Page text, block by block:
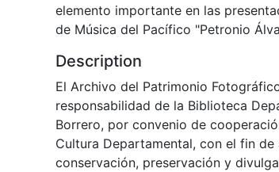
elemento importante en las
de Música del Pacífico "Petronio
Description
El Archivo del Patrimonio
responsabilidad de la Biblioteca
Borrero, por convenio de
Cultura Departamental, con el fin de
conservación, preservación y